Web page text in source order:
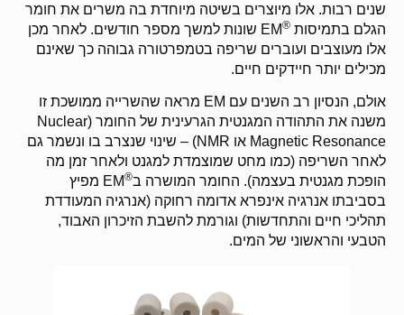
שנים רבות. אלו מיוצרים בשיטה מיוחדת בה משרים את חומר
הגלם בתמיסות ®
EM שונות למשך מספר חודשים. לאחר מכן
אלו מעוצבים ועוברים שריפה בטמפרטורה גבוהה כך שאינם
מכילים יותר חיידקים חיים.
אולם, הנסיון רב השנים עם EM מראה שהשרייה ממושכת זו
משנה את התהודה המגנטית הגרעינית של החומר (Nuclear
Magnetic Resonance או NMR) – שינוי שנצרב בו ונשמר גם
לאחר השריפה (כמו מחט שמוצמדת למגנט ולאחר זמן מה
הופכת מגנטית בעצמה). החומר המושרה ב®
EM מפיץ
בסביבתו אנרגיה אינפרא אדומה רחוקה (אנרגיה המעודדת
תהליכי חיים והתחדשות) וגורמת להשבת הזיכרון האבוד,
הטבעי והראשוני של המים.